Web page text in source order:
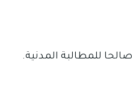
للمطالبة المدنية.